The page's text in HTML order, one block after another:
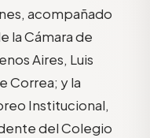
acompañado
la Cámara de
Aires, Luis
Correa; y la
Institucional,
del Colegio